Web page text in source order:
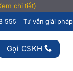
chi tiết)
555 Tư vấn giải pháp
Gọi CSKH